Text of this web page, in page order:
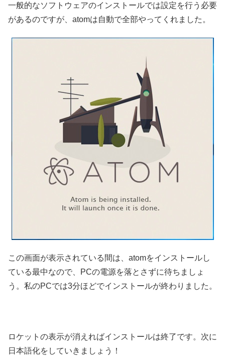
一般的なソフトウェアのインストールでは設定を行う必要
があるのですが、atomは自動で全部やってくれました。
この画面が表示されている間は、atomをインストールし
ている最中なので、PCの電源を落とさずに待ちましょ
う。私のPCでは3分ほどでインストールが終わりました。
ロケットの表示が消えればインストールは終了です。次に
日本語化をしていきましょう！